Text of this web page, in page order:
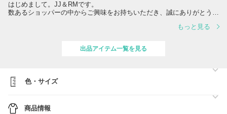
はじめまして。JJ＆RMです。
数あるショッパーの中からご興味をお持ちいただき、誠にありがとうご
とした、カナダ発の高級ジャケットを中心に取り扱っております。
MACKAGEを得意とするショッパーとして1位の実績をいただいており
ます。
出品していない商品でもお探しできる場合がございますので、
気になるアイテムがございましたら、お気軽にお問い合わせください。
もっと見る
出品アイテム一覧を見る
色・サイズ
商品情報